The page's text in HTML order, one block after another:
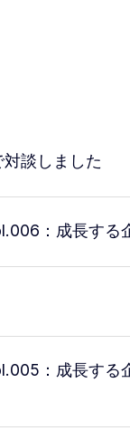
談しました
：成長する
：成長する